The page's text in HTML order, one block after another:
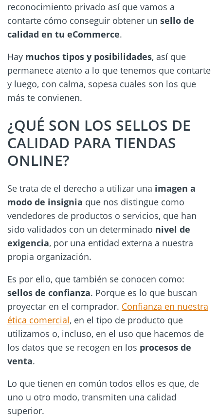
reconocimiento privado así que vamos a
contarte cómo conseguir obtener un sello de
calidad en tu eCommerce.
Hay muchos tipos y posibilidades, así que
permanece atento a lo que tenemos que contarte
y luego, con calma, sopesa cuales son los que
más te convienen.
¿QUÉ SON LOS SELLOS DE
CALIDAD PARA TIENDAS
ONLINE?
Se trata de el derecho a utilizar una imagen a
modo de insignia que nos distingue como
vendedores de productos o servicios, que han
sido validados con un determinado nivel de
exigencia, por una entidad externa a nuestra
propia organización.
Es por ello, que también se conocen como:
sellos de confianza. Porque es lo que buscan
proyectar en el comprador. Confianza en nuestra
ética comercial, en el tipo de producto que
utilizamos o, incluso, en el uso que hacemos de
los datos que se recogen en los procesos de
venta.
Lo que tienen en común todos ellos es que, de
uno u otro modo, transmiten una calidad
superior.